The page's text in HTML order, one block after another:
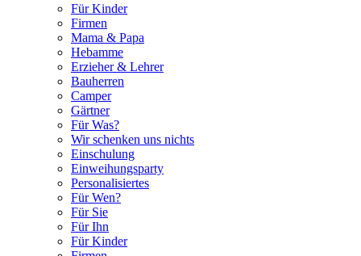
Für Kinder
Firmen
Mama & Papa
Hebamme
Erzieher & Lehrer
Bauherren
Camper
Gärtner
Für Was?
Wir schenken uns nichts
Einschulung
Einweihungsparty
Personalisiertes
Für Wen?
Für Sie
Für Ihn
Für Kinder